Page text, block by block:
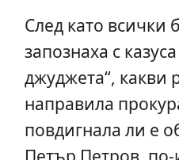
След като всички
запознаха с
джуджета“, какви
направила
повдигнала ли е